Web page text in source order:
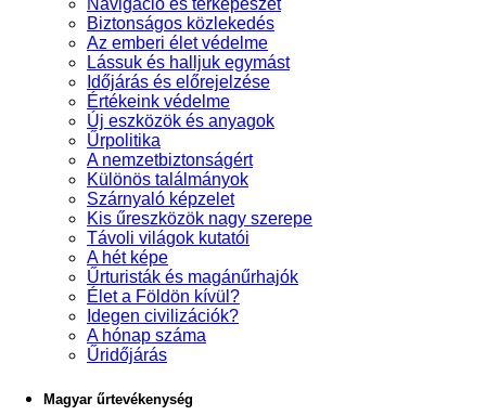
Navigáció és térképészet
Biztonságos közlekedés
Az emberi élet védelme
Lássuk és halljuk egymást
Időjárás és előrejelzése
Értékeink védelme
Új eszközök és anyagok
Űrpolitika
A nemzetbiztonságért
Különös találmányok
Szárnyaló képzelet
Kis űreszközök nagy szerepe
Távoli világok kutatói
A hét képe
Űrturisták és magánűrhajók
Élet a Földön kívül?
Idegen civilizációk?
A hónap száma
Űridőjárás
Magyar űrtevékenység